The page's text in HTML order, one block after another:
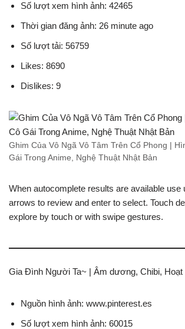
Số lượt xem hình ảnh: 42465
Thời gian đăng ảnh: 26 minute ago
Số lượt tải: 56759
Likes: 8690
Dislikes: 9
Ghim Của Vô Ngã Vô Tâm Trên Cổ Phong |
Gái Trong Anime, Nghệ Thuật Nhật Bản
When autocomplete results are available use
arrows to review and enter to select. Touch
explore by touch or with swipe gestures.
Gia Đình Người Ta~ | Âm dương, Chibi, Hoạt
Nguồn hình ảnh: www.pinterest.es
Số lượt xem hình ảnh: 60015